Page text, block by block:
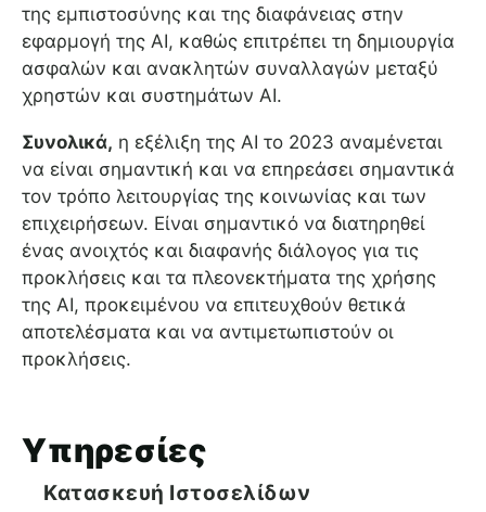
της εμπιστοσύνης και της διαφάνειας στην
εφαρμογή της AI, καθώς επιτρέπει τη δημιουργία
ασφαλών και ανακλητών συναλλαγών μεταξύ
χρηστών και συστημάτων AI.
Συνολικά, η εξέλιξη της AI το 2023 αναμένεται
να είναι σημαντική και να επηρεάσει σημαντικά
τον τρόπο λειτουργίας της κοινωνίας και των
επιχειρήσεων. Είναι σημαντικό να διατηρηθεί
ένας ανοιχτός και διαφανής διάλογος για τις
προκλήσεις και τα πλεονεκτήματα της χρήσης
της AI, προκειμένου να επιτευχθούν θετικά
αποτελέσματα και να αντιμετωπιστούν οι
προκλήσεις.
Υπηρεσίες
Κατασκευή Ιστοσελίδων